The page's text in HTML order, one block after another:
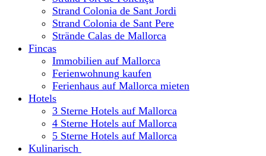
Strand Colonia de Sant Jordi
Strand Colonia de Sant Pere
Strände Calas de Mallorca
Fincas
Immobilien auf Mallorca
Ferienwohnung kaufen
Ferienhaus auf Mallorca mieten
Hotels
3 Sterne Hotels auf Mallorca
4 Sterne Hotels auf Mallorca
5 Sterne Hotels auf Mallorca
Kulinarisch